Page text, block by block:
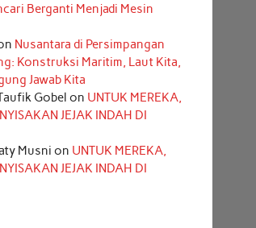
Berganti Menjadi Mesin
Nusantara di Persimpangan
Konstruksi Maritim, Laut Kita,
Jawab Kita
Gobel on UNTUK MEREKA,
JEJAK INDAH DI
Musni on UNTUK MEREKA,
JEJAK INDAH DI